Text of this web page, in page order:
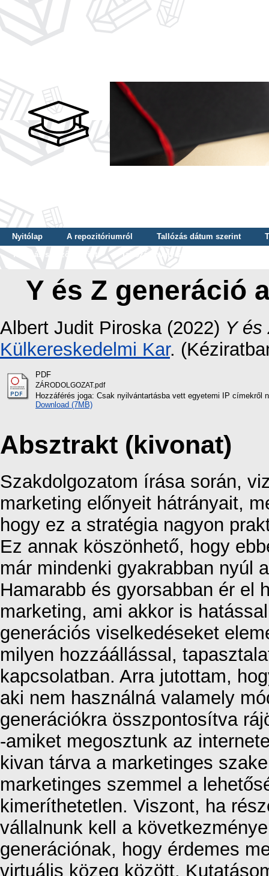
Nyitólap A repozitóriumról Tallózás dátum szerint
Tallózás szerző szerint
Tallózás nyelv szerint
Y és Z generáció
Albert Judit Piroska (2022) Y és
Külkereskedelmi Kar.
PDF
ZÁRODOLGOZAT.pdf
Hozzáférés joga: Csak nyilvántartásba vett egyetemi IP címekről
Download (7MB)
Absztrakt (kivonat)
Szakdolgozatom írása során,
marketing előnyeit hátrányait,
hogy ez a stratégia nagyon
Ez annak köszönhető, hogy
már mindenki gyakrabban nyúl
Hamarabb és gyorsabban ér el
marketing, ami akkor is
generációs viselkedéseket
milyen hozzáállással,
kapcsolatban. Arra jutottam,
aki nem használná valamely
generációkra összpontosítva
-amiket megosztunk az
kivan tárva a marketinges
marketinges szemmel a
kimeríthetetlen. Viszont, ha
vállalnunk kell a
generációnak, hogy érdemes
virtuális közeg között.